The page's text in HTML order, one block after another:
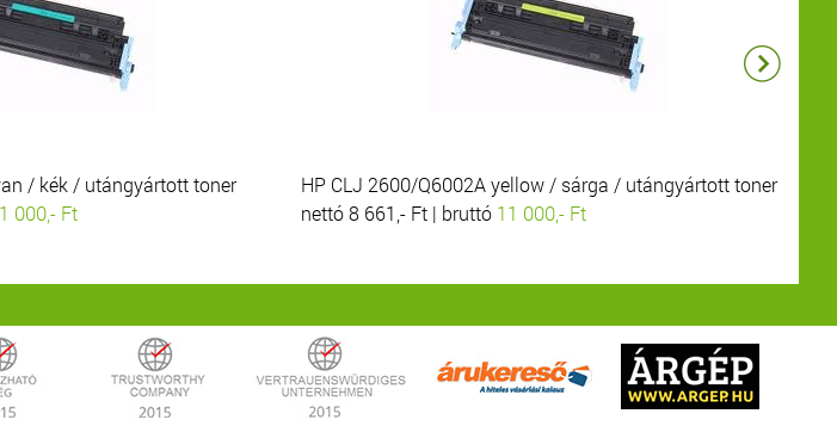
/ kék / utángyártott toner
000,- Ft
HP CLJ 2600/Q6002A yellow / sárga / utángyártott toner
nettó 8 661,- Ft | bruttó 11 000,- Ft